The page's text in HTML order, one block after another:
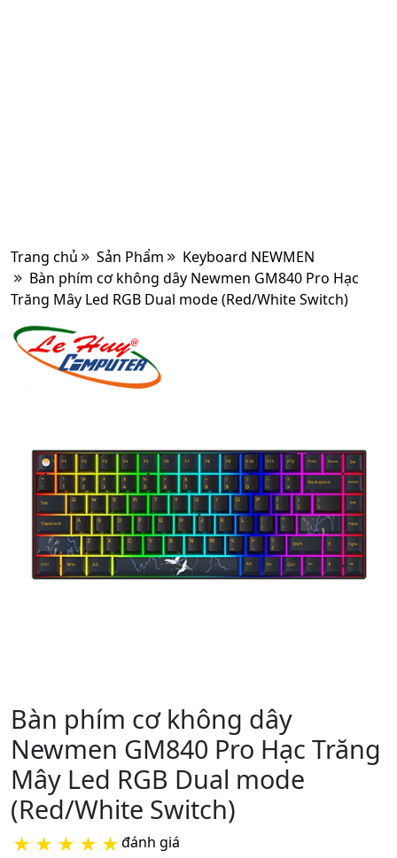
Trang chủ Sản Phẩm
Keyboard NEWMEN
Bàn phím cơ không dây Newmen GM840 Pro Hạc
Trăng Mây Led RGB Dual mode (Red/White Switch)
Bàn phím cơ không dây
Newmen GM840 Pro Hạc Trăng
Mây Led RGB Dual mode
(Red/White Switch)
★ ★ ★ ★ ★đánh giá